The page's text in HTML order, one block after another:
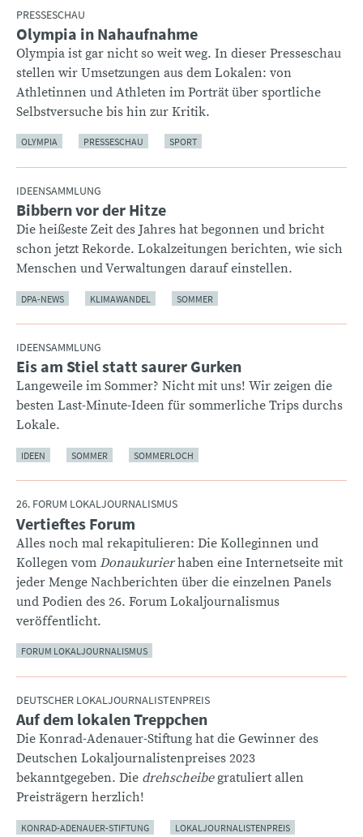
PRESSESCHAU
:Olympia in Nahaufnahme
Olympia ist gar nicht so weit weg. In dieser Presseschau
stellen wir Umsetzungen aus dem Lokalen: von
Athletinnen und Athleten im Porträt über sportliche
Selbstversuche bis hin zur Kritik.
OLYMPIA PRESSESCHAU SPORT
IDEENSAMMLUNG
:Bibbern vor der Hitze
Die heißeste Zeit des Jahres hat begonnen und bricht
schon jetzt Rekorde. Lokalzeitungen berichten, wie sich
Menschen und Verwaltungen darauf einstellen.
DPA-NEWS KLIMAWANDEL SOMMER
IDEENSAMMLUNG
:Eis am Stiel statt saurer Gurken
Langeweile im Sommer? Nicht mit uns! Wir zeigen die
besten Last-Minute-Ideen für sommerliche Trips durchs
Lokale.
IDEEN SOMMER SOMMERLOCH
26. FORUM LOKALJOURNALISMUS
:Vertieftes Forum
Alles noch mal rekapitulieren: Die Kolleginnen und
Kollegen vom Donaukurierhaben eine Internetseite mit
jeder Menge Nachberichten über die einzelnen Panels
und Podien des 26. Forum Lokaljournalismus
veröffentlicht.
FORUM LOKALJOURNALISMUS
DEUTSCHER LOKALJOURNALISTENPREIS
:Auf dem lokalen Treppchen
Die Konrad-Adenauer-Stiftung hat die Gewinner des
Deutschen Lokaljournalistenpreises 2023
bekanntgegeben. Die drehscheibegratuliert allen
Preisträgern herzlich!
KONRAD-ADENAUER-STIFTUNG LOKALJOURNALISTENPREIS